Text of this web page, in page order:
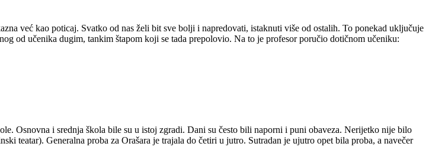
već kao poticaj. Svatko od nas želi bit sve bolji i napredovati, istaknuti više od ostalih. To ponekad uključuje
od učenika dugim, tankim štapom koji se tada prepolovio. Na to je profesor poručio dotičnom učeniku:
Osnovna i srednja škola bile su u istoj zgradi. Dani su često bili naporni i puni obaveza. Nerijetko nije bilo
teatar). Generalna proba za Orašara je trajala do četiri u jutro. Sutradan je ujutro opet bila proba, a navečer